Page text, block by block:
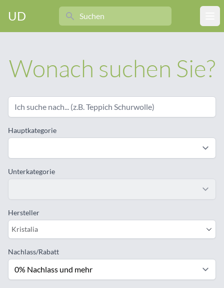
UD
Search
Wonach suchen Sie?
Hauptkategorie
Unterkategorie
Hersteller
Kristalia
Nachlass/Rabatt